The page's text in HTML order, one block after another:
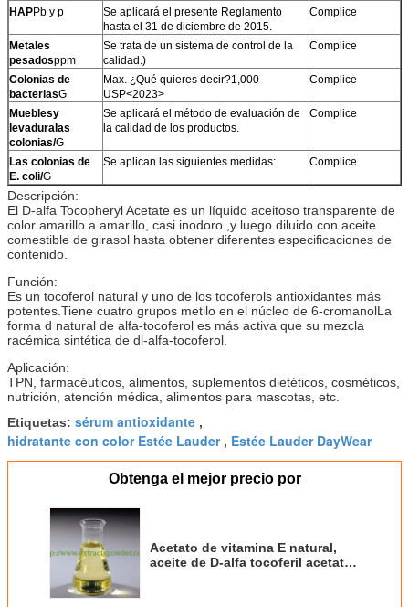
HAPPb y p
Se aplicará el presente Reglamento
hasta el 31 de diciembre de 2015.
Complice
Metales
pesadosppm
Se trata de un sistema de control de la
calidad.)
Complice
Colonias de
bacteriasG
Max. ¿Qué quieres decir?1,000
USP<2023>
Complice
Mueblesy
levaduralas
colonias/G
Se aplicará el método de evaluación de
la calidad de los productos.
Complice
Las colonias de
E. coli/G
Se aplican las siguientes medidas: Complice
Descripción:
El D-alfa Tocopheryl Acetate es un líquido aceitoso transparente de
color amarillo a amarillo, casi inodoro.,y luego diluido con aceite
comestible de girasol hasta obtener diferentes especificaciones de
contenido.
Función:
Es un tocoferol natural y uno de los tocoferols antioxidantes más
potentes.Tiene cuatro grupos metilo en el núcleo de 6-cromanolLa
forma d natural de alfa-tocoferol es más activa que su mezcla
racémica sintética de dl-alfa-tocoferol.
Aplicación:
TPN, farmacéuticos, alimentos, suplementos dietéticos, cosméticos,
nutrición, atención médica, alimentos para mascotas, etc.
Etiquetas: sérum antioxidante ,
hidratante con color Estée Lauder, Estée Lauder DayWear
Obtenga el mejor precio por
Acetato de vitamina E natural,
aceite de D-alfa tocoferil acetato